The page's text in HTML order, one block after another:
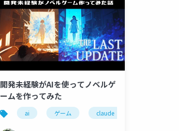
開発未経験がAIを使ってノベルゲ
ームを作ってみた
ai ゲーム claude